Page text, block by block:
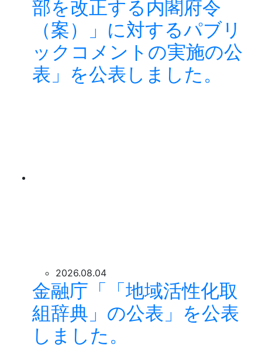
部を改正する内閣府令
（案）」に対するパブリ
ックコメントの実施の公
表」を公表しました。
2026.08.04
金融庁「「地域活性化取
組辞典」の公表」を公表
しました。